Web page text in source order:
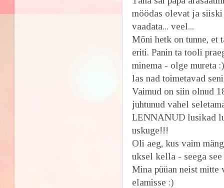
möödas olevat ja
vaadata... veel...
Mõni hetk on tunne,
eriti. Panin ta tooli
minema - olge mureta
las nad toimetavad
Vaimud on siin olnud
juhtunud vahel
LENNANUD lusikad
uskuge!!!
Oli aeg, kus vaim
uksel kella - seega
Mina püüan neist mitte
elamisse :)